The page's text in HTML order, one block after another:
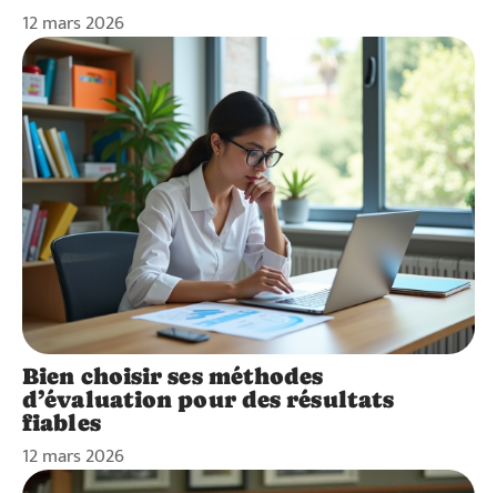
12 mars 2026
Bien choisir ses méthodes
d’évaluation pour des résultats
fiables
12 mars 2026